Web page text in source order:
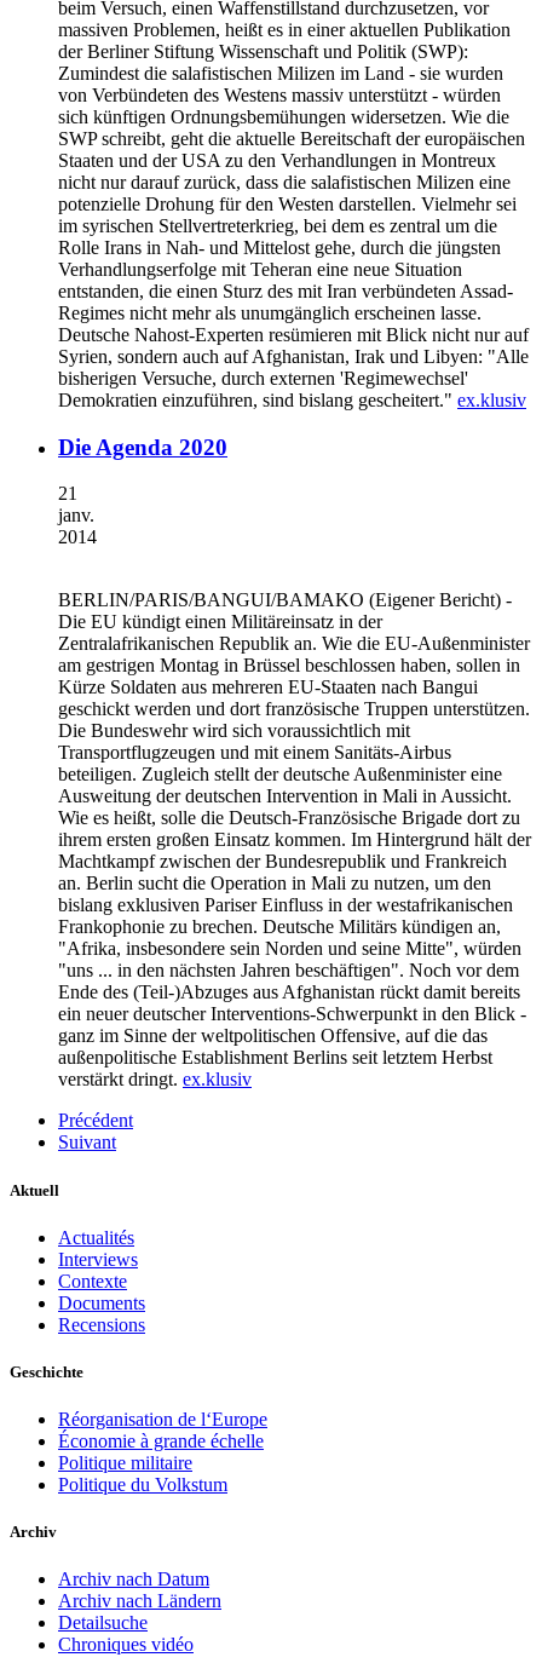
beim Versuch, einen Waffenstillstand durchzusetzen, vor
massiven Problemen, heißt es in einer aktuellen Publikation
der Berliner Stiftung Wissenschaft und Politik (SWP):
Zumindest die salafistischen Milizen im Land - sie wurden
von Verbündeten des Westens massiv unterstützt - würden
sich künftigen Ordnungsbemühungen widersetzen. Wie die
SWP schreibt, geht die aktuelle Bereitschaft der europäischen
Staaten und der USA zu den Verhandlungen in Montreux
nicht nur darauf zurück, dass die salafistischen Milizen eine
potenzielle Drohung für den Westen darstellen. Vielmehr sei
im syrischen Stellvertreterkrieg, bei dem es zentral um die
Rolle Irans in Nah- und Mittelost gehe, durch die jüngsten
Verhandlungserfolge mit Teheran eine neue Situation
entstanden, die einen Sturz des mit Iran verbündeten Assad-
Regimes nicht mehr als unumgänglich erscheinen lasse.
Deutsche Nahost-Experten resümieren mit Blick nicht nur auf
Syrien, sondern auch auf Afghanistan, Irak und Libyen: "Alle
bisherigen Versuche, durch externen 'Regimewechsel'
Demokratien einzuführen, sind bislang gescheitert." ex.klusiv
Die Agenda 2020
21
janv.
2014
BERLIN/PARIS/BANGUI/BAMAKO (Eigener Bericht) -
Die EU kündigt einen Militäreinsatz in der
Zentralafrikanischen Republik an. Wie die EU-Außenminister
am gestrigen Montag in Brüssel beschlossen haben, sollen in
Kürze Soldaten aus mehreren EU-Staaten nach Bangui
geschickt werden und dort französische Truppen unterstützen.
Die Bundeswehr wird sich voraussichtlich mit
Transportflugzeugen und mit einem Sanitäts-Airbus
beteiligen. Zugleich stellt der deutsche Außenminister eine
Ausweitung der deutschen Intervention in Mali in Aussicht.
Wie es heißt, solle die Deutsch-Französische Brigade dort zu
ihrem ersten großen Einsatz kommen. Im Hintergrund hält der
Machtkampf zwischen der Bundesrepublik und Frankreich
an. Berlin sucht die Operation in Mali zu nutzen, um den
bislang exklusiven Pariser Einfluss in der westafrikanischen
Frankophonie zu brechen. Deutsche Militärs kündigen an,
"Afrika, insbesondere sein Norden und seine Mitte", würden
"uns ... in den nächsten Jahren beschäftigen". Noch vor dem
Ende des (Teil-)Abzuges aus Afghanistan rückt damit bereits
ein neuer deutscher Interventions-Schwerpunkt in den Blick -
ganz im Sinne der weltpolitischen Offensive, auf die das
außenpolitische Establishment Berlins seit letztem Herbst
verstärkt dringt. ex.klusiv
Précédent
Suivant
Aktuell
Actualités
Interviews
Contexte
Documents
Recensions
Geschichte
Réorganisation de l‘Europe
Économie à grande échelle
Politique militaire
Politique du Volkstum
Archiv
Archiv nach Datum
Archiv nach Ländern
Detailsuche
Chroniques vidéo